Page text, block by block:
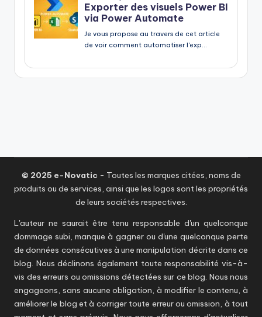
© 2025 e-Novatic - Toutes les marques citées, noms de
produits ou de services, ainsi que les logos sont les propriétés
de leurs sociétés respectives.
L'auteur ne saurait être tenu responsable d'un quelconque
dommage subi, manque à gagner ou d'une quelconque perte
de données consécutives à une manipulation décrite dans ce
blog. Nous déclinons également toute responsabilité vis-à-
vis des erreurs ou omissions détectées sur ce blog. Nous nous
engageons, sans aucune obligation, à modifier le contenu, à
améliorer le blog et à corriger toute erreur ou omission, à tout